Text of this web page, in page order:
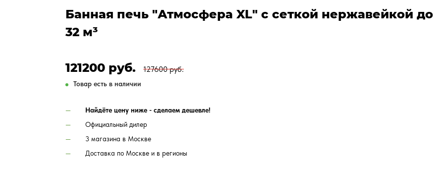
Банная печь "Атмосфера XL" с сеткой нержавейкой до
32 м³
121200 руб. 127600 руб.
Товар есть в наличии
Найдёте цену ниже - сделаем дешевле!
Официальный дилер
3 магазина в Москве
Доставка по Москве и в регионы